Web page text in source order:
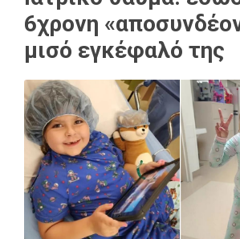
6χρονη
μισό εγκέφαλό της